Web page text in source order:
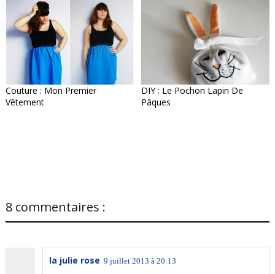
Couture : Mon Premier
Vêtement
DIY : Le Pochon Lapin De
Pâques
8 commentaires :
la julie rose 9 juillet 2013 à 20:13